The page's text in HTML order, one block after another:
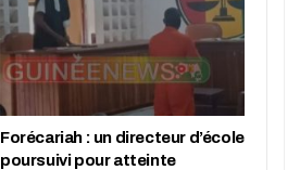
Forécariah : un directeur d’école
poursuivi pour atteinte